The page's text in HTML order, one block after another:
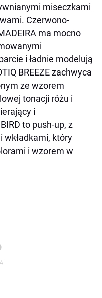
miseczkami
Czerwono-
ma mocno
i ładnie modelują
BREEZE zachwyca
ze wzorem
tonacji różu i
i
to push-up, z
który
i wzorem w